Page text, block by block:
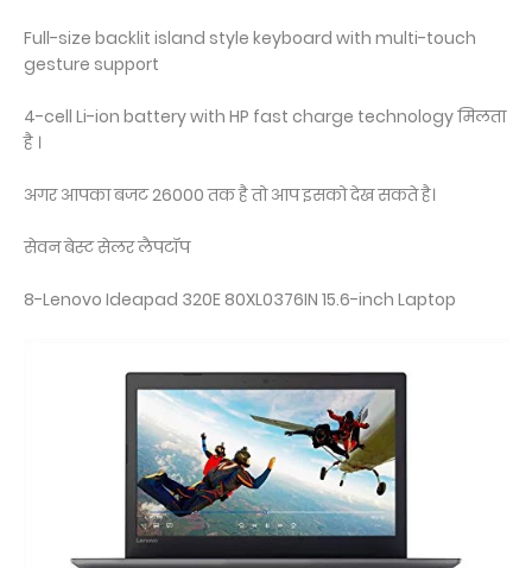
Full-size backlit island style keyboard with multi-touch
gesture support
4-cell Li-ion battery with HP fast charge technology मिलता
है ।
अगर आपका बजट 26000 तक है तो आप इसको देख सकते है।
सेवन बेस्ट सेलर लैपटॉप
8-Lenovo Ideapad 320E 80XL0376IN 15.6-inch Laptop